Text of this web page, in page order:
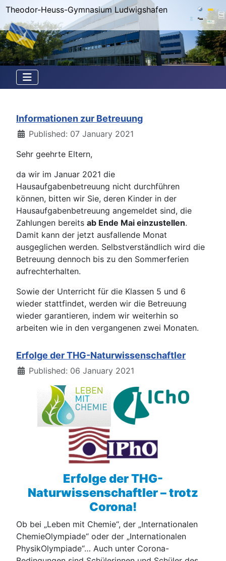
Theodor-Heuss-Gymnasium Ludwigshafen
Informationen zur Betreuung
DetailsPublished: 07 January 2021
Sehr geehrte Eltern,
da wir im Januar 2021 die
Hausaufgabenbetreuung nicht durchführen
können, bitten wir Sie, deren Kinder in der
Hausaufgabenbetreuung angemeldet sind, die
Zahlungen bereits ab Ende Mai einzustellen.
Damit kann der jetzt ausfallende Monat
ausgeglichen werden. Selbstverständlich wird die
Betreuung dennoch bis zu den Sommerferien
aufrechterhalten.
Sowie der Unterricht für die Klassen 5 und 6
wieder stattfindet, werden wir die Betreuung
wieder garantieren, indem wir weiterhin so
arbeiten wie in den vergangenen zwei Monaten.
Erfolge der THG-Naturwissenschaftler
DetailsPublished: 06 January 2021
Erfolge der THG-
Naturwissenschaftler – trotz
Corona!
Ob bei „Leben mit Chemie“, der „Internationalen
ChemieOlympiade“ oder der „Internationalen
PhysikOlympiade“… Auch unter Corona-